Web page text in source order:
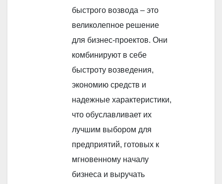
быстрого возвода – это
великолепное решение
для бизнес-проектов. Они
комбинируют в себе
быстроту возведения,
экономию средств и
надежные характеристики,
что обуславливает их
лучшим выбором для
предприятий, готовых к
мгновенному началу
бизнеса и выручать